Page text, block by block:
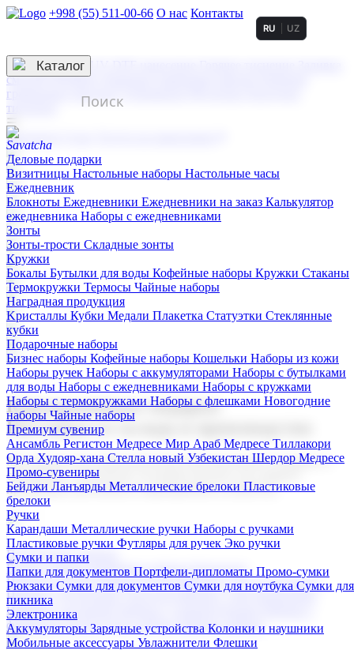
+998 (55) 511-00-66 О нас Контакты
3D гравировка
смолой (Doming)
гравировка твердая
тиснение
RU UZ
☰
Контакты
Каталог
Деловые подарки
Визитницы Настольные наборы Настольные часы
Ежедневник
Блокноты Ежедневники Ежедневники на заказ Калькулятор
ежедневника Наборы с ежедневниками
Зонты
Зонты-трости Складные зонты
Кружки
Бокалы Бутылки для воды Кофейные наборы Кружки Стаканы
Термокружки Термосы Чайные наборы
Наградная продукция
Kристаллы Кубки Медали Плакетка Статуэтки Стеклянные
кубки
Подарочные наборы
Бизнес наборы Кофейные наборы Кошельки Наборы из кожи
Наборы ручек Наборы с аккумуляторами Наборы с бутылками
для воды Наборы с ежедневниками Наборы с кружками
Наборы с термокружками Наборы с флешками Новогодние
наборы Чайные наборы
Премиум сувенир
Ансамбль Регистон Медресе Мир Араб Медресе Тиллакори
Орда Худояр-хана Стелла новый Узбекистан Шердор Медресе
Промо-сувениры
Бейджи Ланъярды Металлические брелоки Пластиковые
брелоки
Ручки
Карандаши Металлические ручки Наборы с ручками
Пластиковые ручки Футляры для ручек Эко ручки
Сумки и папки
Папки для документов Портфели-дипломаты Промо-сумки
Рюкзаки Сумки для документов Сумки для ноутбука Сумки для
пикника
Электроника
Аккумуляторы Зарядные устройства Колонки и наушники
Мобильные аксессуары Увлажнители Флешки
Корпоративные подарки
Поставка со склада и производство
Мы предлагаем широкий выбор корпоративных подарков и
сувениров с логотипом. В нашем каталоге вы найдете
продукцию для бизнеса, мероприятия и клиентов.
Подарочные наборы
Бизнес наборыКофейные наборы Кошельки
Наборы из кожиНаборы ручекНаборы с аккумуляторами
Наборы с бутылками для воды
Наборы с ежедневниками
Наборы с кружками
флешкамиНовогодние наборыЧайные наборы